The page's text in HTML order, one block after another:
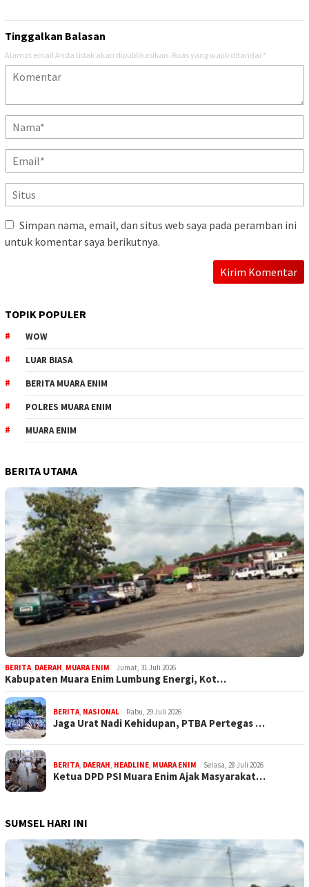
Tinggalkan Balasan
Alamat email Anda tidak akan dipublikasikan. Ruas yang wajib ditandai *
Simpan nama, email, dan situs web saya pada peramban ini
untuk komentar saya berikutnya.
TOPIK POPULER
WOW
LUAR BIASA
BERITA MUARA ENIM
POLRES MUARA ENIM
MUARA ENIM
BERITA UTAMA
BERITA, DAERAH, MUARA ENIM Jumat, 31 Juli 2026
Kabupaten Muara Enim Lumbung Energi, Kot…
BERITA, NASIONAL Rabu, 29 Juli 2026
Jaga Urat Nadi Kehidupan, PTBA Pertegas …
BERITA, DAERAH, HEADLINE, MUARA ENIM Selasa, 28 Juli 2026
Ketua DPD PSI Muara Enim Ajak Masyarakat…
SUMSEL HARI INI